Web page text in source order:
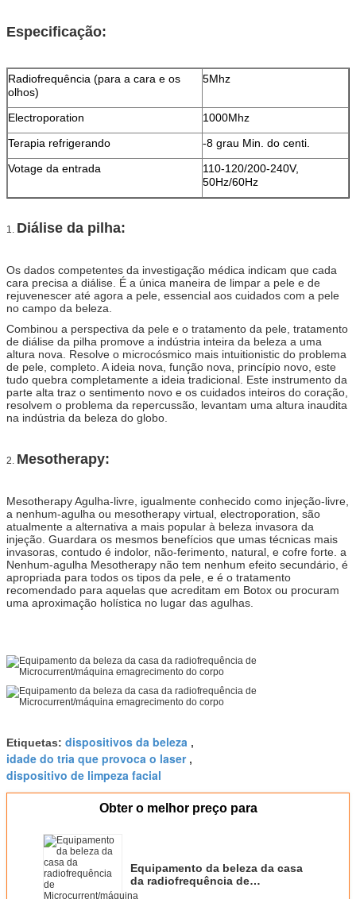
Especificação:
Radiofrequência (para a cara e os
olhos)
5Mhz
Electroporation
1000Mhz
Terapia refrigerando
-8 grau Min. do centi.
Votage da entrada
110-120/200-240V,
50Hz/60Hz
1. Diálise da pilha:
Os dados competentes da investigação médica indicam que cada
cara precisa a diálise. É a única maneira de limpar a pele e de
rejuvenescer até agora a pele, essencial aos cuidados com a pele
no campo da beleza.
Combinou a perspectiva da pele e o tratamento da pele, tratamento
de diálise da pilha promove a indústria inteira da beleza a uma
altura nova. Resolve o microcósmico mais intuitionistic do problema
de pele, completo. A ideia nova, função nova, princípio novo, este
tudo quebra completamente a ideia tradicional. Este instrumento da
parte alta traz o sentimento novo e os cuidados inteiros do coração,
resolvem o problema da repercussão, levantam uma altura inaudita
na indústria da beleza do globo.
2. Mesotherapy:
Mesotherapy Agulha-livre, igualmente conhecido como injeção-livre,
a nenhum-agulha ou mesotherapy virtual, electroporation, são
atualmente a alternativa a mais popular à beleza invasora da
injeção. Guardara os mesmos benefícios que umas técnicas mais
invasoras, contudo é indolor, não-ferimento, natural, e cofre forte. a
Nenhum-agulha Mesotherapy não tem nenhum efeito secundário, é
apropriada para todos os tipos da pele, e é o tratamento
recomendado para aquelas que acreditam em Botox ou procuram
uma aproximação holística no lugar das agulhas.
Etiquetas: dispositivos da beleza ,
idade do tria que provoca o laser,
dispositivo de limpeza facial
Obter o melhor preço para
Equipamento da beleza da casa
da radiofrequência de
Microcurrent/máquina